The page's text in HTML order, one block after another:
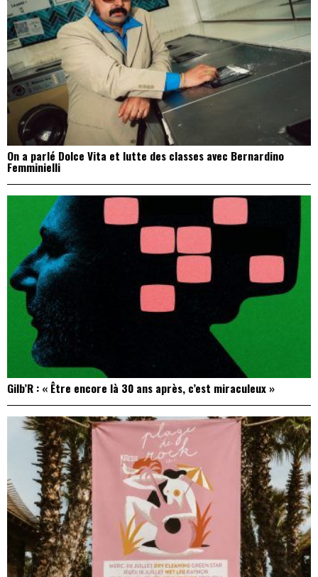
On a parlé Dolce Vita et lutte des classes avec Bernardino
Femminielli
Gilb’R : « Être encore là 30 ans après, c’est miraculeux »